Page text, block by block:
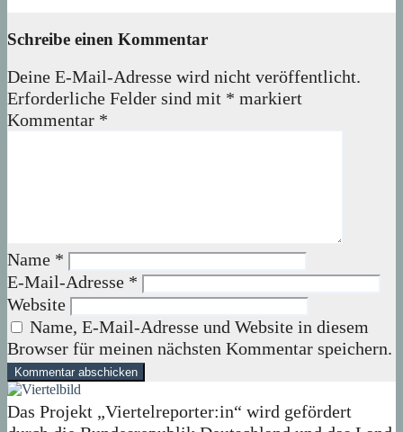
Schreibe einen Kommentar
Deine E-Mail-Adresse wird nicht veröffentlicht.
Erforderliche Felder sind mit * markiert
Kommentar *
Name *
E-Mail-Adresse *
Website
Name, E-Mail-Adresse und Website in diesem
Browser für meinen nächsten Kommentar speichern.
Das Projekt „Viertelreporter:in“ wird gefördert